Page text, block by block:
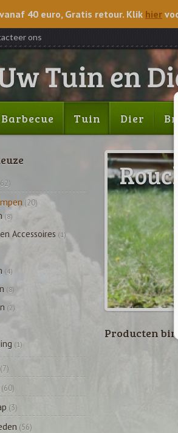
40 euro, Gratis retour. Klik hier
ons
Barbecue Tuin Dier
Producten
(20)
(8)
Accessoires (1)
(4)
(8)
(2)
(1)
(7)
(60)
(3)
(56)